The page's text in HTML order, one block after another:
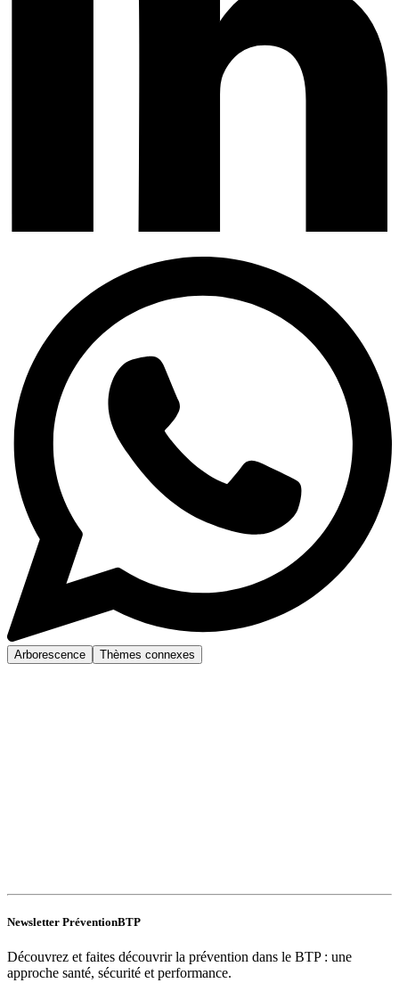
Arborescence Thèmes connexes
Newsletter PréventionBTP
Découvrez et faites découvrir la prévention dans le BTP : une
approche santé, sécurité et performance.